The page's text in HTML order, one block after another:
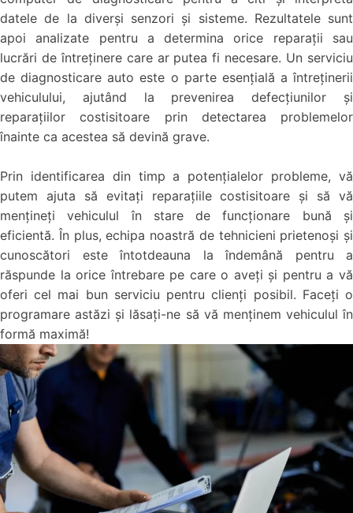
datele de la diverși senzori și sisteme. Rezultatele sunt
apoi analizate pentru a determina orice reparații sau
lucrări de întreținere care ar putea fi necesare. Un serviciu
de diagnosticare auto este o parte esențială a întreținerii
vehiculului, ajutând la prevenirea defecțiunilor și
reparațiilor costisitoare prin detectarea problemelor
înainte ca acestea să devină grave.
Prin identificarea din timp a potențialelor probleme, vă
putem ajuta să evitați reparațiile costisitoare și să vă
mențineți vehiculul în stare de funcționare bună și
eficientă. În plus, echipa noastră de tehnicieni prietenoși și
cunoscători este întotdeauna la îndemână pentru a
răspunde la orice întrebare pe care o aveți și pentru a vă
oferi cel mai bun serviciu pentru clienți posibil. Faceți o
programare astăzi și lăsați-ne să vă menținem vehiculul în
formă maximă!